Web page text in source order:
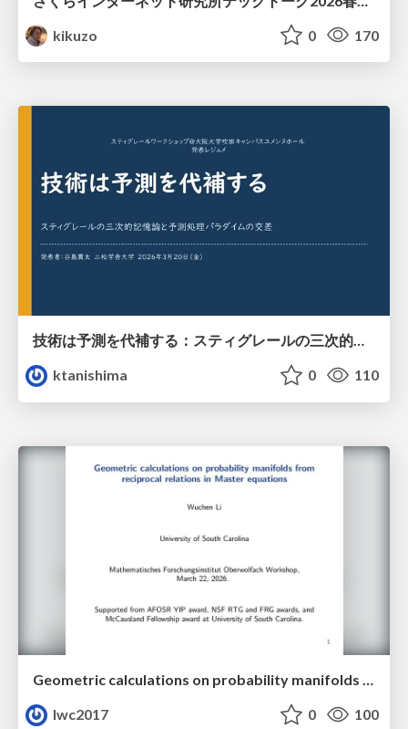
kikuzo
0 170
技術は予測を代補する：スティグレールの三次的記憶論と予測処理パラダイムの交差
ktanishima
0 110
Geometric calculations on probability manifolds from reciprocal relations in Master equations
lwc2017
0 100